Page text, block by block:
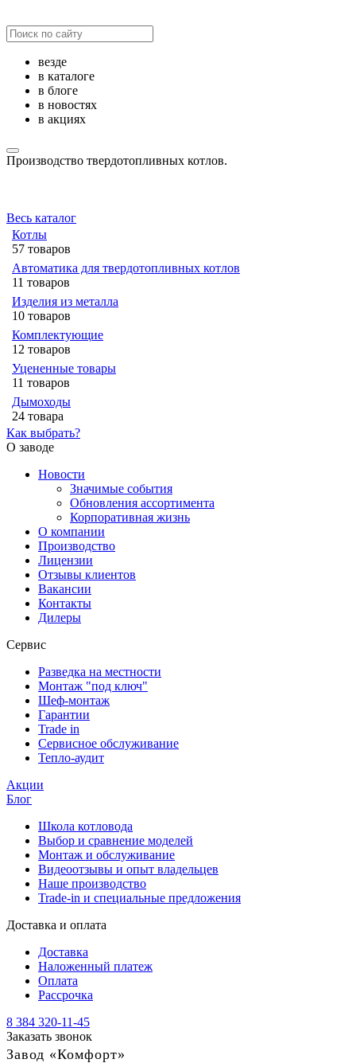
везде
в каталоге
в блоге
в новостях
в акциях
Производство твердотопливных котлов.
Весь каталог
Котлы
57 товаров
Автоматика для твердотопливных котлов
11 товаров
Изделия из металла
10 товаров
Комплектующие
12 товаров
Уцененные товары
11 товаров
Дымоходы
24 товара
Как выбрать?
О заводе
Новости
Значимые события
Обновления ассортимента
Корпоративная жизнь
О компании
Производство
Лицензии
Отзывы клиентов
Вакансии
Контакты
Дилеры
Сервис
Разведка на местности
Монтаж "под ключ"
Шеф-монтаж
Гарантии
Trade in
Сервисное обслуживание
Тепло-аудит
Акции
Блог
Школа котловода
Выбор и сравнение моделей
Монтаж и обслуживание
Видеоотзывы и опыт владельцев
Наше производство
Trade-in и специальные предложения
Доставка и оплата
Доставка
Наложенный платеж
Оплата
Рассрочка
8 384 320-11-45
Заказать звонок
Завод «Комфорт»